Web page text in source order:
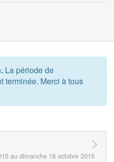
La période de
terminée. Merci à tous
au dimanche 18 octobre 2015